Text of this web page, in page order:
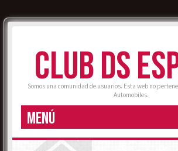
CLUB DS
Somos una comunidad de usuarios. Esta web no
Automobiles.
MENÚ